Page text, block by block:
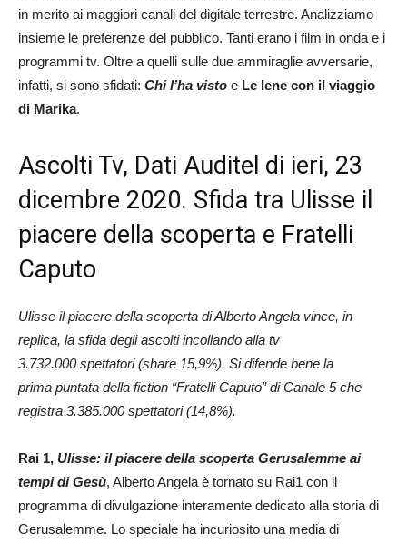
in merito ai maggiori canali del digitale terrestre. Analizziamo
insieme le preferenze del pubblico. Tanti erano i film in onda e i
programmi tv. Oltre a quelli sulle due ammiraglie avversarie,
infatti, si sono sfidati: Chi l’ha visto e Le Iene con il viaggio
di Marika.
Ascolti Tv, Dati Auditel di ieri, 23
dicembre 2020. Sfida tra Ulisse il
piacere della scoperta e Fratelli
Caputo
Ulisse il piacere della scoperta di Alberto Angela vince, in
replica, la sfida degli ascolti incollando alla tv
3.732.000spettatori (share 15,9%). Si difende bene la
prima puntata della fiction “Fratelli Caputo” di Canale 5 che
registra 3.385.000 spettatori (14,8%).
Rai 1, Ulisse: il piacere della scoperta Gerusalemme ai
tempi di Gesù, Alberto Angela è tornato su Rai1 con il
programma di divulgazione interamente dedicato alla storia di
Gerusalemme. Lo speciale ha incuriosito una media di